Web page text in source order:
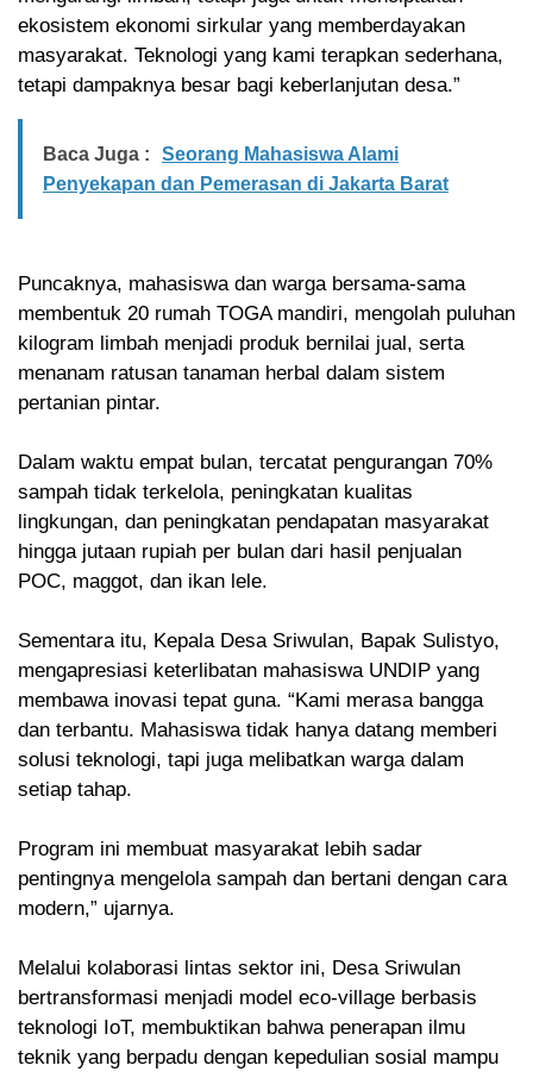
ekosistem ekonomi sirkular yang memberdayakan
masyarakat. Teknologi yang kami terapkan sederhana,
tetapi dampaknya besar bagi keberlanjutan desa.”
Baca Juga :
Seorang Mahasiswa Alami
Penyekapan dan Pemerasan di Jakarta Barat
Puncaknya, mahasiswa dan warga bersama-sama
membentuk 20 rumah TOGA mandiri, mengolah puluhan
kilogram limbah menjadi produk bernilai jual, serta
menanam ratusan tanaman herbal dalam sistem
pertanian pintar.
Dalam waktu empat bulan, tercatat pengurangan 70%
sampah tidak terkelola, peningkatan kualitas
lingkungan, dan peningkatan pendapatan masyarakat
hingga jutaan rupiah per bulan dari hasil penjualan
POC, maggot, dan ikan lele.
Sementara itu, Kepala Desa Sriwulan, Bapak Sulistyo,
mengapresiasi keterlibatan mahasiswa UNDIP yang
membawa inovasi tepat guna. “Kami merasa bangga
dan terbantu. Mahasiswa tidak hanya datang memberi
solusi teknologi, tapi juga melibatkan warga dalam
setiap tahap.
Program ini membuat masyarakat lebih sadar
pentingnya mengelola sampah dan bertani dengan cara
modern,” ujarnya.
Melalui kolaborasi lintas sektor ini, Desa Sriwulan
bertransformasi menjadi model eco-village berbasis
teknologi IoT, membuktikan bahwa penerapan ilmu
teknik yang berpadu dengan kepedulian sosial mampu